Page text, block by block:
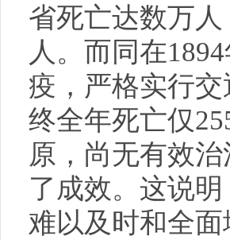
省死亡达数万
人。而同在
疫，严格实行
终全年死亡仅
原，尚无有效
了成效。这说
难以及时和全